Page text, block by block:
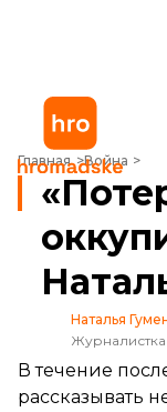
Главная Война
«Потерянный
Наталья
Журналистка
В течение
рассказывать